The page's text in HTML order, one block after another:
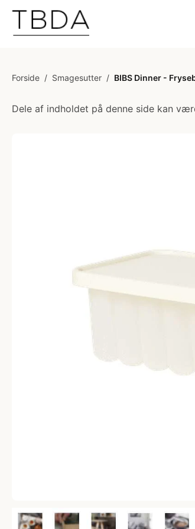
Forside / Smagesutter / BIBS Dinner -
Dele af indholdet på denne side kan